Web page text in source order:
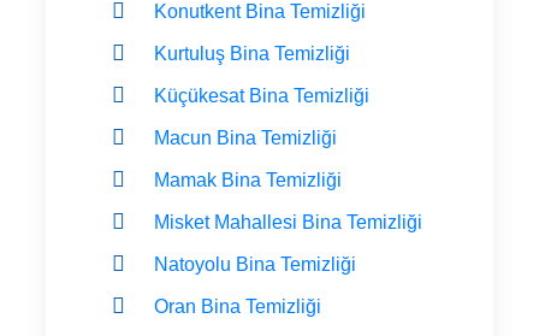
Konutkent Bina Temizliği
Kurtuluş Bina Temizliği
Küçükesat Bina Temizliği
Macun Bina Temizliği
Mamak Bina Temizliği
Misket Mahallesi Bina Temizliği
Natoyolu Bina Temizliği
Oran Bina Temizliği